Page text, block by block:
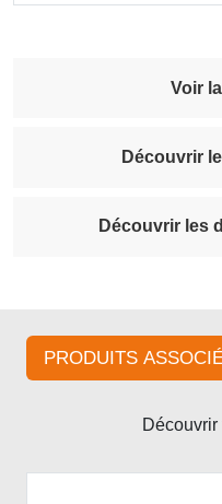
Voir
Découvrir
Découvrir les
PRODUITS